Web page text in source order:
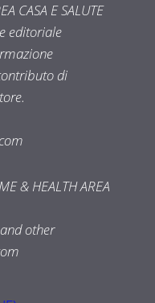
CASA E SALUTE
editoriale
di
& HEALTH AREA
other